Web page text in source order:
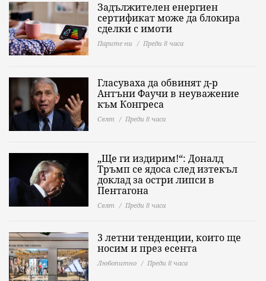
Задължителен енергиен
сертификат може да блокира
сделки с имоти
Парите ни Преди 8 часа
Гласуваха да обвинят д-р
Антъни Фаучи в неуважение
към Конгреса
Свят Преди 8 часа
„Ще ги издирим!“: Доналд
Тръмп се ядоса след изтекъл
доклад за остри липси в
Пентагона
Свят Преди 8 часа
3 летни тенденции, които ще
носим и през есента
Любопитно Преди 8 часа